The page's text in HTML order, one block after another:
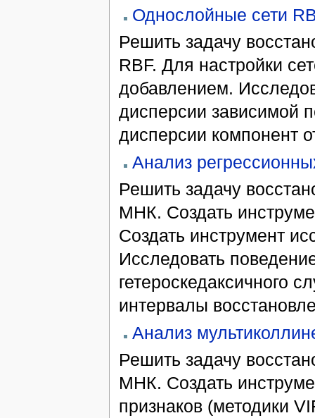
Однослойные сети
Решить задачу
RBF. Для настройки
добавлением.
дисперсии зависимой
дисперсии компонент
Анализ
Решить задачу
МНК. Создать
Создать инструмент
Исследовать
гетероскедаксичного
интервалы
Анализ
Решить задачу
МНК. Создать
признаков (методики